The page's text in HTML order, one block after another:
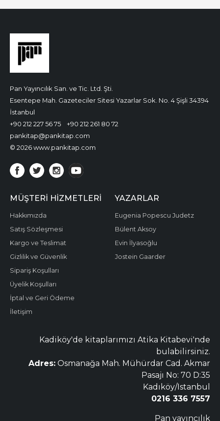
Pan Yayıncılık San. ve Tic. Ltd. Şti.
Esentepe Mah. Gazeteciler Sitesi Yazarlar Sok. No. 4 Şişli 34394
İstanbul
+90 212 227 56 75
+90 212 261 80 72
pankitap@pankitap.com
© 2026 www.pankitap.com
MÜŞTERI HIZMETLERI
Hakkımızda
Satış Sözleşmesi
Kargo ve Teslimat
Gizlilik ve Güvenlik
Sipariş Koşulları
Üyelik Koşulları
İptal ve Geri Ödeme
İletişim
YAZARLAR
Eugenia Popescu Judetz
Bülent Aksoy
Evin İlyasoğlu
Jostein Gaarder
Kadiköy'de kitaplarımızı Atika Kitabevi'nde
bulabilirsiniz.
Adres: Osmanağa Mah. Mühürdar Cad. Akmar
Pasajı No: 70 D:35
Kadıköy/Istanbul
0216 336 7557
Pan yayıncılık